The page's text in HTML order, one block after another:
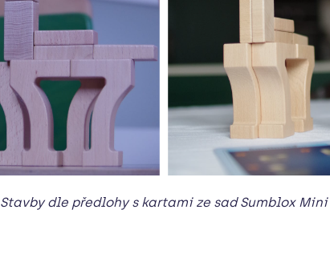
Stavby dle předlohy s kartami ze sad Sumblox Mini